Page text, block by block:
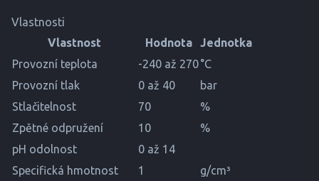
Vlastnosti
Vlastnost
Hodnota
Jednotka
Provozní teplota
-240 až 270°C
Provozní tlak
0 až 40
bar
Stlačitelnost
70
%
Zpětné odpružení
10
%
pH odolnost
0 až 14
Specifická hmotnost
1 g/cm³